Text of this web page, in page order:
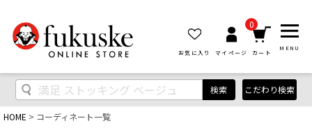
お気に入り マイページ
0
カート
MENU
検索 こだわり検索
HOME コーディネート一覧